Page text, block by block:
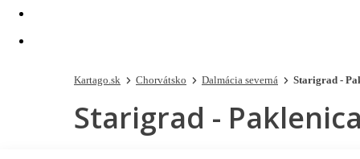
Kartago.sk Chorvátsko Dalmácia severná Starigrad -
Starigrad - Paklenica